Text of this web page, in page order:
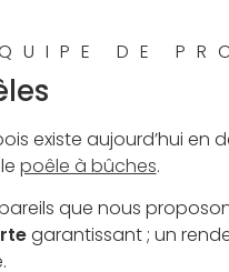
DE
existe aujourd’hui en
poêle à bûches.
que nous
garantissant ; un